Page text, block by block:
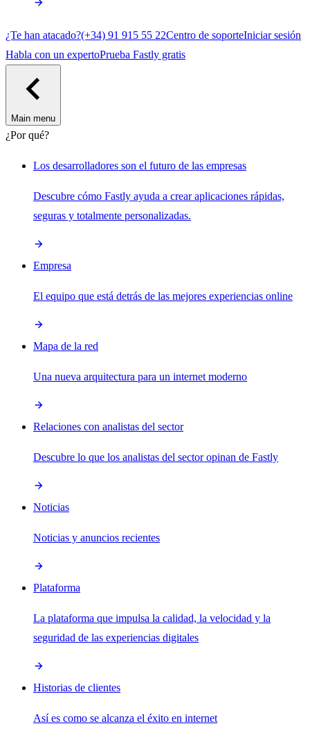
¿Te han atacado?(+34) 91 915 55 22Centro de soporteIniciar sesión
Habla con un expertoPrueba Fastly gratis
Main menu
¿Por qué?
Los desarrolladores son el futuro de las empresas
Descubre cómo Fastly ayuda a crear aplicaciones rápidas,
seguras y totalmente personalizadas.
Empresa
El equipo que está detrás de las mejores experiencias online
Mapa de la red
Una nueva arquitectura para un internet moderno
Relaciones con analistas del sector
Descubre lo que los analistas del sector opinan de Fastly
Noticias
Noticias y anuncios recientes
Plataforma
La plataforma que impulsa la calidad, la velocidad y la
seguridad de las experiencias digitales
Historias de clientes
Así es como se alcanza el éxito en internet